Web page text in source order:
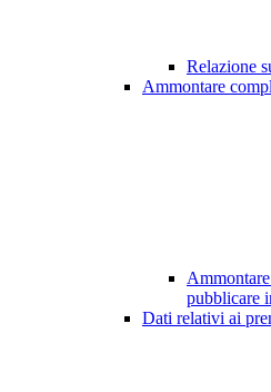
Relazione
Ammontare
pubblicare
Dati relativi ai